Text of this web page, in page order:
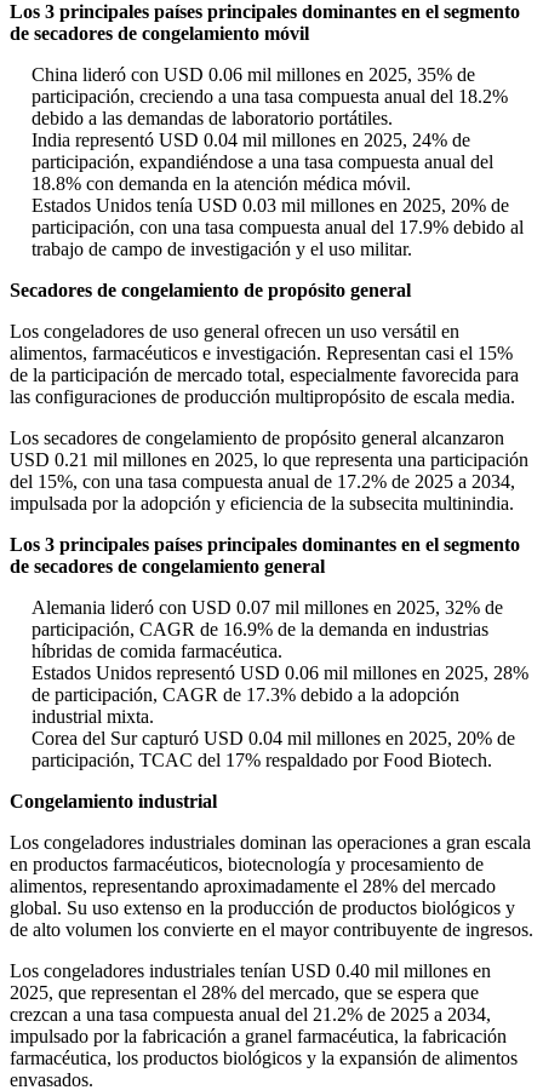
Los 3 principales países principales dominantes en el segmento
de secadores de congelamiento móvil
China lideró con USD 0.06 mil millones en 2025, 35% de
participación, creciendo a una tasa compuesta anual del 18.2%
debido a las demandas de laboratorio portátiles.
India representó USD 0.04 mil millones en 2025, 24% de
participación, expandiéndose a una tasa compuesta anual del
18.8% con demanda en la atención médica móvil.
Estados Unidos tenía USD 0.03 mil millones en 2025, 20% de
participación, con una tasa compuesta anual del 17.9% debido al
trabajo de campo de investigación y el uso militar.
Secadores de congelamiento de propósito general
Los congeladores de uso general ofrecen un uso versátil en
alimentos, farmacéuticos e investigación. Representan casi el 15%
de la participación de mercado total, especialmente favorecida para
las configuraciones de producción multipropósito de escala media.
Los secadores de congelamiento de propósito general alcanzaron
USD 0.21 mil millones en 2025, lo que representa una participación
del 15%, con una tasa compuesta anual de 17.2% de 2025 a 2034,
impulsada por la adopción y eficiencia de la subsecita multinindia.
Los 3 principales países principales dominantes en el segmento
de secadores de congelamiento general
Alemania lideró con USD 0.07 mil millones en 2025, 32% de
participación, CAGR de 16.9% de la demanda en industrias
híbridas de comida farmacéutica.
Estados Unidos representó USD 0.06 mil millones en 2025, 28%
de participación, CAGR de 17.3% debido a la adopción
industrial mixta.
Corea del Sur capturó USD 0.04 mil millones en 2025, 20% de
participación, TCAC del 17% respaldado por Food Biotech.
Congelamiento industrial
Los congeladores industriales dominan las operaciones a gran escala
en productos farmacéuticos, biotecnología y procesamiento de
alimentos, representando aproximadamente el 28% del mercado
global. Su uso extenso en la producción de productos biológicos y
de alto volumen los convierte en el mayor contribuyente de ingresos.
Los congeladores industriales tenían USD 0.40 mil millones en
2025, que representan el 28% del mercado, que se espera que
crezcan a una tasa compuesta anual del 21.2% de 2025 a 2034,
impulsado por la fabricación a granel farmacéutica, la fabricación
farmacéutica, los productos biológicos y la expansión de alimentos
envasados.